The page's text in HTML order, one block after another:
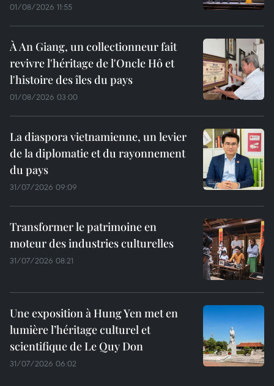
01/08/2026 11:55
À An Giang, un collectionneur fait
revivre l'héritage de l'Oncle Hô et
l'histoire des îles du pays
01/08/2026 03:00
La diaspora vietnamienne, un levier
de la diplomatie et du rayonnement
du pays
31/07/2026 09:09
Transformer le patrimoine en
moteur des industries culturelles
31/07/2026 08:21
Une exposition à Hung Yen met en
lumière l’héritage culturel et
scientifique de Le Quy Don
31/07/2026 06:02